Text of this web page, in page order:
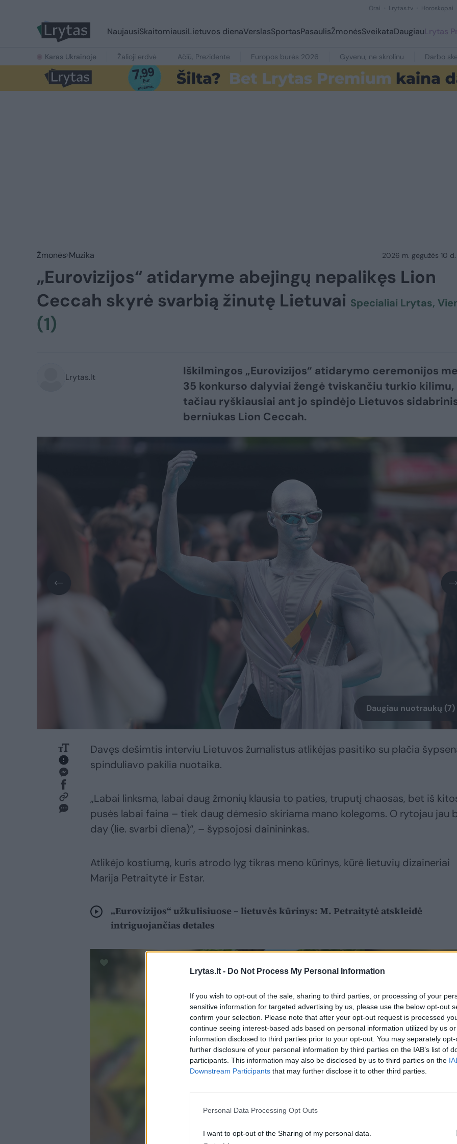
Lrytas.lt - Do Not Process My Personal Information
If you wish to opt-out of the sale, sharing to third parties, or processing of your
sensitive information for targeted advertising by us, please use the below opt-out
confirm your selection. Please note that after your opt-out request is processed
continue seeing interest-based ads based on personal information utilized by us
information disclosed to third parties prior to your opt-out. You may separately
further disclosure of your personal information by third parties on the IAB’s list of
participants. This information may also be disclosed by us to third parties on the
Downstream Participants that may further disclose it to other third parties.
Personal Data Processing Opt Outs
I want to opt-out of the Sharing of my personal data.
Orai Lrytas.tv Horoskopai
NaujausiSkaitomiausiLietuvos dienaVerslasSportasPasaulisŽmonėsSveikataDaugiauLrytas
Karas Ukrainoje Žalioji erdvė Ačiū, Prezidente Europos burės 2026 Gyvenu, ne skrolinu Darbo
Žmonės Muzika 2026 m. gegužės 10
„Eurovizijos“ atidaryme abejingų nepalikęs Lion
Ceccah skyrė svarbią žinutę Lietuvai Specialiai Lrytas,
(1)
Lrytas.lt
Iškilmingos „Eurovizijos“ atidarymo ceremonijos
35 konkurso dalyviai žengė tviskančiu turkio kilimu,
tačiau ryškiausiai ant jo spindėjo Lietuvos
berniukas Lion Ceccah.
Daugiau nuotraukų (7)
Davęs dešimtis interviu Lietuvos žurnalistus atlikėjas pasitiko su plačia
spinduliavo pakilia nuotaika.
„Labai linksma, labai daug žmonių klausia to paties, truputį chaosas, bet iš
pusės labai faina – tiek daug dėmesio skiriama mano kolegoms. O rytojau jau
day (lie. svarbi diena)“, – šypsojosi dainininkas.
Atlikėjo kostiumą, kuris atrodo lyg tikras meno kūrinys, kūrė lietuvių dizaineriai
Marija Petraitytė ir Estar.
„Eurovizijos“ užkulisiuose – lietuvės kūrinys: M. Petraitytė atskleidė
intriguojančias detales